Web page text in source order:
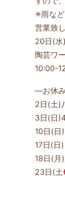
✳雨な
営業致
20日(水)
陶芸ワ
10:00-
—お休
2日(土)
3日(日
10日(日
17日(日
18日(月
23日(土